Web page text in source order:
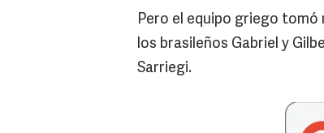
Pero el equipo griego
los brasileños Gabriel y
Sarriegi.